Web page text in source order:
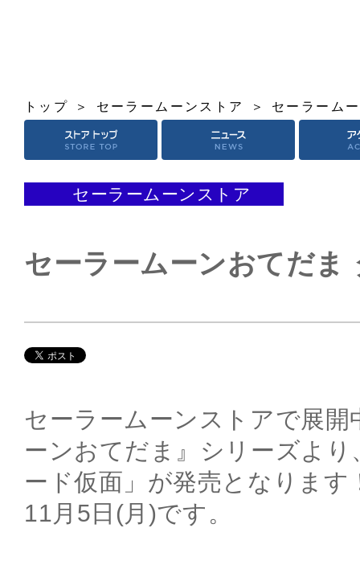
トップ セーラームーンストア セーラーム
セーラームーンストア
セーラームーンおてだま
セーラームーンストアで展開
ーンおてだま』シリーズよ
ード仮面」が発売となります
11月5日(月)です。